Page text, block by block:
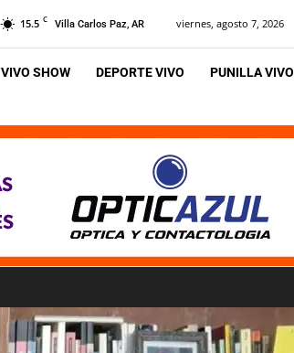
15.5 C Villa Carlos Paz, AR viernes, agosto 7, 2026
VIVO SHOW DEPORTE VIVO PUNILLA VIVO